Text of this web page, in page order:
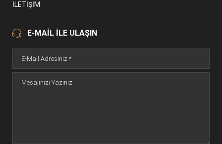
İLETIŞIM
E-MAİL İLE ULAŞIN